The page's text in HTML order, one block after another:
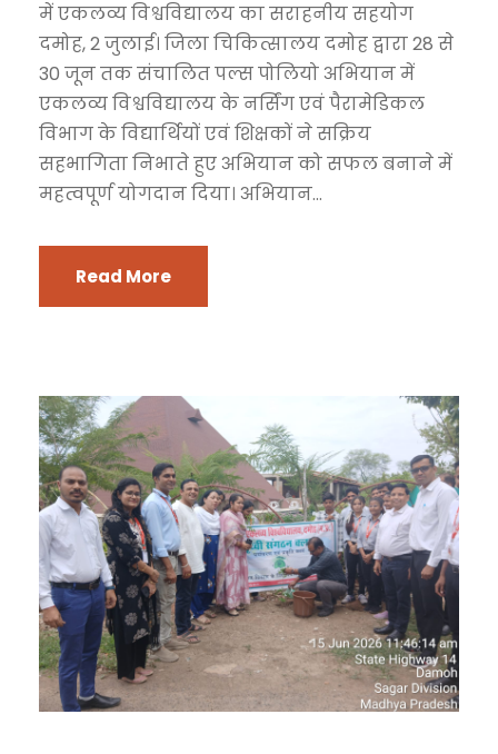
में एकलव्य विश्वविद्यालय का सराहनीय सहयोग
दमोह, 2 जुलाई। जिला चिकित्सालय दमोह द्वारा 28 से
30 जून तक संचालित पल्स पोलियो अभियान में
एकलव्य विश्वविद्यालय के नर्सिंग एवं पैरामेडिकल
विभाग के विद्यार्थियों एवं शिक्षकों ने सक्रिय
सहभागिता निभाते हुए अभियान को सफल बनाने में
महत्वपूर्ण योगदान दिया। अभियान...
Read More